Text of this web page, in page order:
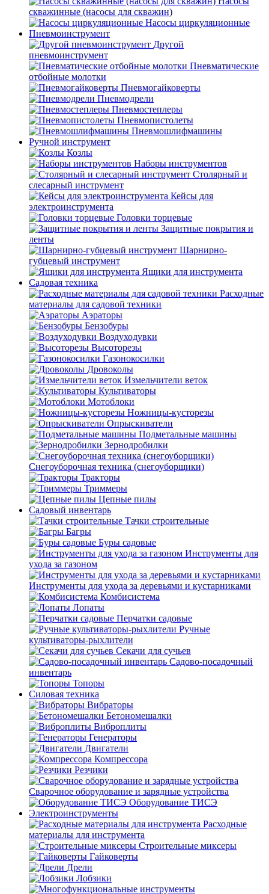
скважинные (насосы для скважин)
Насосы циркуляционные
Пневмоинструмент
Другой
пневмоинструмент
Пневматические
отбойные молотки
Пневмогайковерты
Пневмодрели
Пневмостеплеры
Пневмопистолеты
Пневмошлифмашины
Ручной инструмент
Козлы
Наборы инструментов
Столярный и
слесарный инструмент
Кейсы для
электроинструмента
Головки торцевые
Защитные покрытия и
ленты
Шарнирно-
губцевый инструмент
Ящики для инструмента
Садовая техника
Расходные
материалы для садовой техники
Аэраторы
Бензобуры
Воздуходувки
Высоторезы
Газонокосилки
Дровоколы
Измельчители веток
Культиваторы
Мотоблоки
Ножницы-кусторезы
Опрыскиватели
Подметальные машины
Зернодробилки
Снегоуборочная техника (снегоуборщики)
Тракторы
Триммеры
Цепные пилы
Садовый инвентарь
Тачки строительные
Багры
Буры садовые
Инструменты для
ухода за газоном
Инструменты для ухода за деревьями и кустарниками
Комбисистема
Лопаты
Перчатки садовые
Ручные
культиваторы-рыхлители
Секачи для сучьев
Садово-посадочный
инвентарь
Топоры
Силовая техника
Вибраторы
Бетономешалки
Виброплиты
Генераторы
Двигатели
Компрессора
Резчики
Сварочное оборудование и зарядные устройства
Оборудование ТИСЭ
Электроинструменты
Расходные
материалы для инструмента
Строительные миксеры
Гайковерты
Дрели
Лобзики